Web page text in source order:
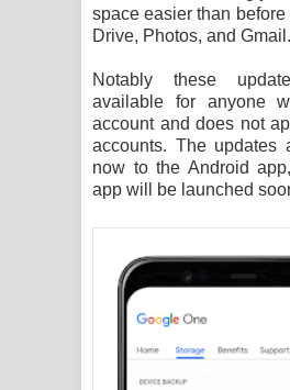
Sihina Song
Father Song Lyrics
පෙළ
Dannawada Mawa
NEENA Song
පෙළ
Ahimi Wimai Himi
space easier than
Drive, Photos, and Gmail.
Notably these
available for anyone
account and does not
accounts. The updates
now to the Android
app will be launched